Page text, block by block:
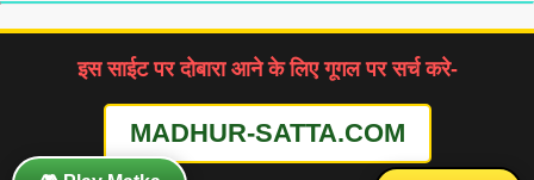
इस साईट पर दोबारा आने के लिए गूगल पर सर्च करे-
MADHUR-SATTA.COM